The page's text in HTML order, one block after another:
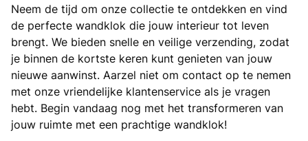
Neem de tijd om onze collectie te ontdekken en vind
de perfecte wandklok die jouw interieur tot leven
brengt. We bieden snelle en veilige verzending, zodat
je binnen de kortste keren kunt genieten van jouw
nieuwe aanwinst. Aarzel niet om contact op te nemen
met onze vriendelijke klantenservice als je vragen
hebt. Begin vandaag nog met het transformeren van
jouw ruimte met een prachtige wandklok!